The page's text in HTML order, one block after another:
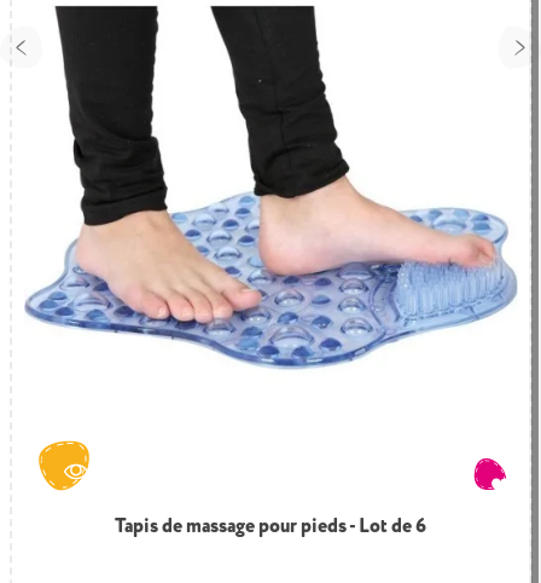
Tapis de massage pour pieds - Lot de 6
Panneau mural sensoriel